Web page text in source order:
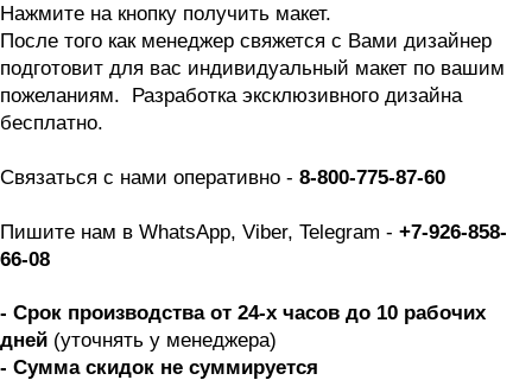
Нажмите на кнопку получить макет.
После того как менеджер свяжется с Вами дизайнер
подготовит для вас индивидуальный макет по вашим
пожеланиям.  Разработка эксклюзивного дизайна
бесплатно.
Связаться с нами оперативно - 8-800-775-87-60
Пишите нам в WhatsApp, Viber, Telegram - +7-926-858-
66-08
- Срок производства от 24-х часов до 10 рабочих
дней (уточнять у менеджера)
- Сумма скидок не суммируется